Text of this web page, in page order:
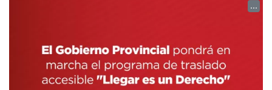
...